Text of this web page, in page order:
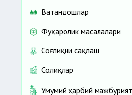
Ватандошлар
Фуқаролик масалалари
Соғлиқни сақлаш
Солиқлар
Умумий ҳарбий мажбурият